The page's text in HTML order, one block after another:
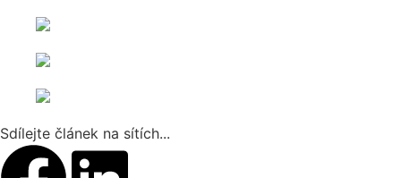
Sdílejte článek na sítích...